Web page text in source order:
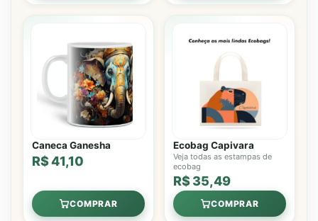
Caneca Ganesha
R$ 41,10
COMPRAR
Ecobag Capivara
Veja todas as estampas de
ecobag
R$ 35,49
COMPRAR